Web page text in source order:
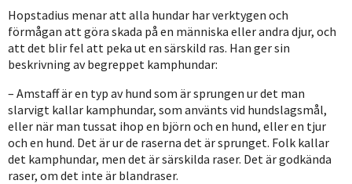
Hopstadius menar att alla hundar har verktygen och
förmågan att göra skada på en människa eller andra djur, och
att det blir fel att peka ut en särskild ras. Han ger sin
beskrivning av begreppet kamphundar:
– Amstaff är en typ av hund som är sprungen ur det man
slarvigt kallar kamphundar, som använts vid hundslagsmål,
eller när man tussat ihop en björn och en hund, eller en tjur
och en hund. Det är ur de raserna det är sprunget. Folk kallar
det kamphundar, men det är särskilda raser. Det är godkända
raser, om det inte är blandraser.